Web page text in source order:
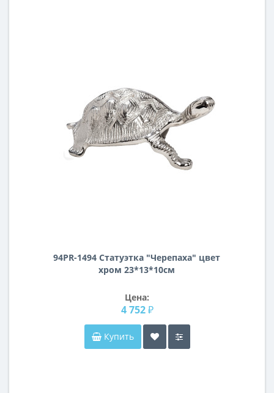
94PR-1494 Статуэтка "Черепаха" цвет
хром 23*13*10см
Цена:
4 752 ₽
Купить